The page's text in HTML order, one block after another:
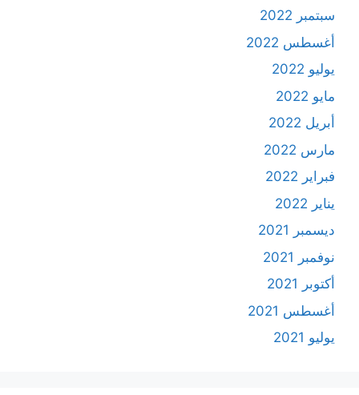
سبتمبر 2022
أغسطس 2022
يوليو 2022
مايو 2022
أبريل 2022
مارس 2022
فبراير 2022
يناير 2022
ديسمبر 2021
نوفمبر 2021
أكتوبر 2021
أغسطس 2021
يوليو 2021